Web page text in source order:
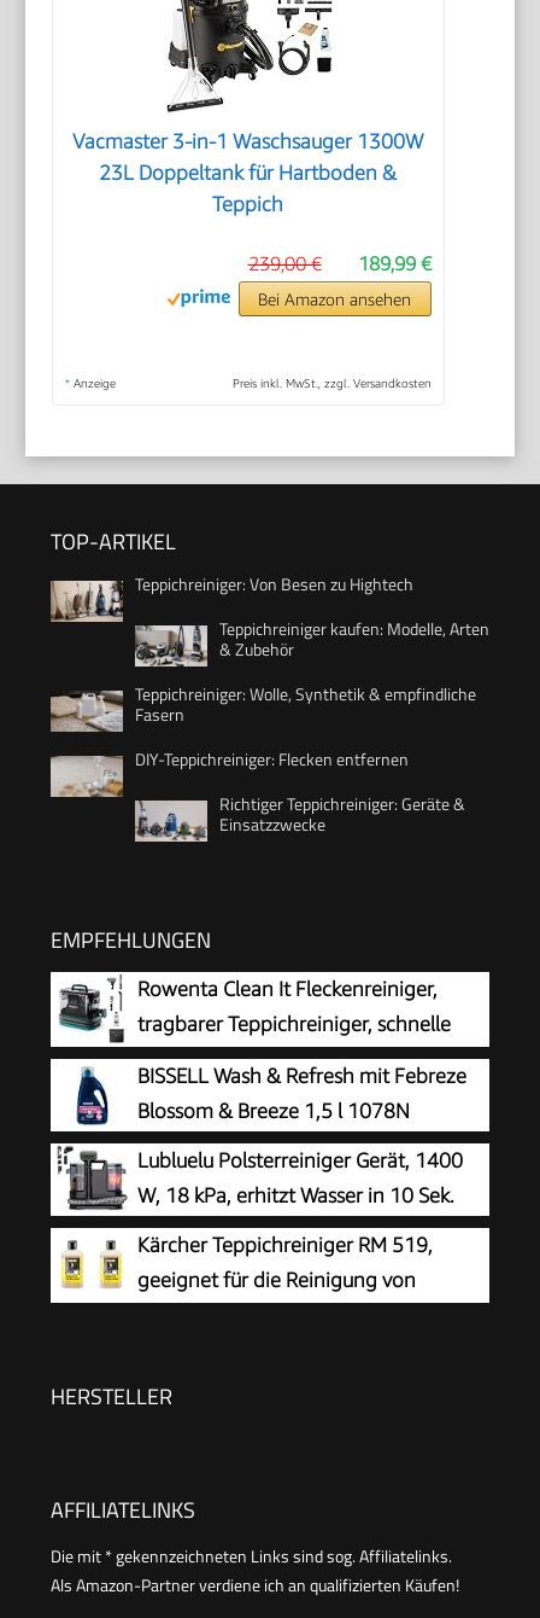
Vacmaster 3-in-1 Waschsauger 1300W
23L Doppeltank für Hartboden &
Teppich
189,99 €
239,00 €
Bei Amazon ansehen
* Anzeige Preis inkl. MwSt., zzgl. Versandkosten
TOP-ARTIKEL
Teppichreiniger: Von Besen zu Hightech
Teppichreiniger kaufen: Modelle, Arten
& Zubehör
Teppichreiniger: Wolle, Synthetik & empfindliche
Fasern
DIY-Teppichreiniger: Flecken entfernen
Richtiger Teppichreiniger: Geräte &
Einsatzzwecke
EMPFEHLUNGEN
Rowenta Clean It Fleckenreiniger,
tragbarer Teppichreiniger, schnelle
und einfache Reinigung, abnehmbarer
2.3-Liter-Tank, wechselbare Reinigungsköpfe,
750 Watt, Grün, Schwarz, IN5020F0
BISSELL Wash & Refresh mit Febreze
Blossom & Breeze 1,5 l 1078N
Lubluelu Polsterreiniger Gerät, 1400
W, 18 kPa, erhitzt Wasser in 10 Sek.
Kärcher Teppichreiniger RM 519,
geeignet für die Reinigung von
Reinigungsmittel (Packung mit 2)
HERSTELLER
AFFILIATELINKS
Die mit * gekennzeichneten Links sind sog. Affiliatelinks.
Als Amazon-Partner verdiene ich an qualifizierten Käufen!